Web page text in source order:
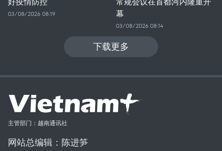
03/08/2026 08:19
幕
03/08/2026 08:14
下载更多
主管部门：越南通讯社
网站总编辑：陈进笋